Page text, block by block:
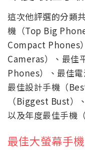
這次他評選的分類
機（Top Big
Compact Phones
Cameras）、最佳
Phones）、最佳
最佳設計手機（
（Biggest Bust）
以及年度最佳手機
最佳大螢幕手